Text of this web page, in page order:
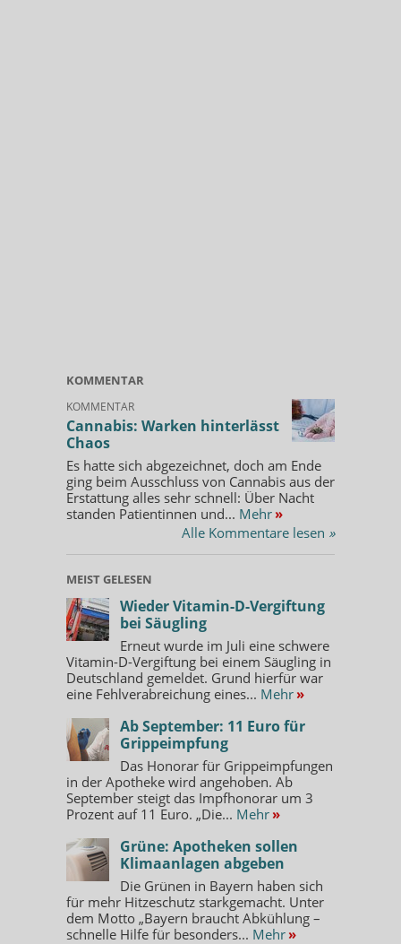
KOMMENTAR
KOMMENTAR
Cannabis: Warken hinterlässt
Chaos
Es hatte sich abgezeichnet, doch am Ende
ging beim Ausschluss von Cannabis aus der
Erstattung alles sehr schnell: Über Nacht
standen Patientinnen und... Mehr »
Alle Kommentare lesen »
MEIST GELESEN
Wieder Vitamin-D-Vergiftung
bei Säugling
Erneut wurde im Juli eine schwere
Vitamin-D-Vergiftung bei einem Säugling in
Deutschland gemeldet. Grund hierfür war
eine Fehlverabreichung eines... Mehr »
Ab September: 11 Euro für
Grippeimpfung
Das Honorar für Grippeimpfungen
in der Apotheke wird angehoben. Ab
September steigt das Impfhonorar um 3
Prozent auf 11 Euro. „Die... Mehr »
Grüne: Apotheken sollen
Klimaanlagen abgeben
Die Grünen in Bayern haben sich
für mehr Hitzeschutz starkgemacht. Unter
dem Motto „Bayern braucht Abkühlung –
schnelle Hilfe für besonders... Mehr »